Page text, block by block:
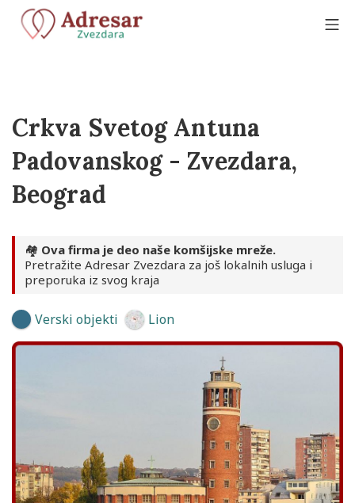
Skip
content
Crkva Svetog Antuna
Padovanskog - Zvezdara,
Beograd
🏘️ Ova firma je deo naše komšijske mreže.
Pretražite Adresar Zvezdara za još lokalnih usluga i
preporuka iz svog kraja
Verski objekti Lion